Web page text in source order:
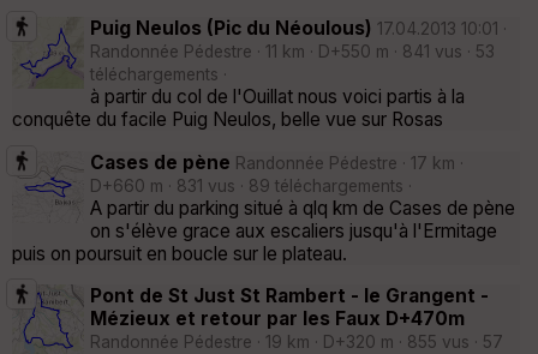
Puig Neulos (Pic du Néoulous) 17.04.2013 10:01 ·
Randonnée Pédestre · 11 km · D+550 m · 841 vus · 53
téléchargements ·
à partir du col de l'Ouillat nous voici partis à la
conquête du facile Puig Neulos, belle vue sur Rosas
Cases de pène Randonnée Pédestre · 17 km ·
D+660 m · 831 vus · 89 téléchargements ·
A partir du parking situé à qlq km de Cases de pène
on s'élève grace aux escaliers jusqu'à l'Ermitage
puis on poursuit en boucle sur le plateau.
Pont de St Just St Rambert - le Grangent -
Mézieux et retour par les Faux D+470m
Randonnée Pédestre · 19 km · D+320 m · 855 vus · 57